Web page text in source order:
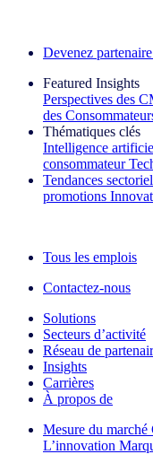
Devenez
Featured Insights
Perspectives des
des
Thématiques clés
Intelligence
consommateur
Tendances
promotions
Tous les emplois
Contactez-nous
Solutions
Secteurs d’activité
Réseau de
Insights
Carrières
À propos de
Mesure du marché
L’innovation